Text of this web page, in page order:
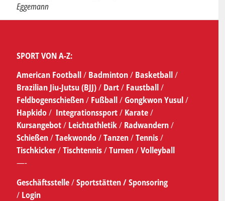
Eggemann
SPORT VON A-Z:
American Football/ Badminton/ Basketball/
Brazilian Jiu-Jutsu (BJJ)/ Dart/ Faustball/
Feldbogenschießen/ Fußball/Gongkwon Yusul/
Hapkido/ Integrationssport/ Karate/
Kursangebot/Leichtathletik/ Radwandern/
Schießen/Taekwondo/Tanzen/Tennis/
Tischkicker/Tischtennis/Turnen/Volleyball
—-
Geschäftsstelle/Sportstätten /Sponsoring
/ Login